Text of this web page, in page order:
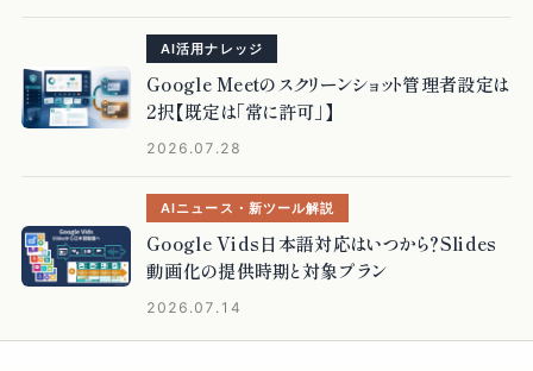
AI活用ナレッジ
Google Meetのスクリーンショット管理者設定は
2択【既定は「常に許可」】
2026.07.28
AIニュース・新ツール解説
Google Vids日本語対応はいつから？Slides
動画化の提供時期と対象プラン
2026.07.14